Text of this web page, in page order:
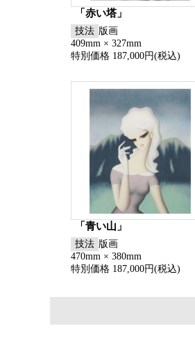
「赤い塔」
技法 版画
409mm × 327mm
特別価格 187,000円(税込)
「青い山」
技法 版画
470mm × 380mm
特別価格 187,000円(税込)